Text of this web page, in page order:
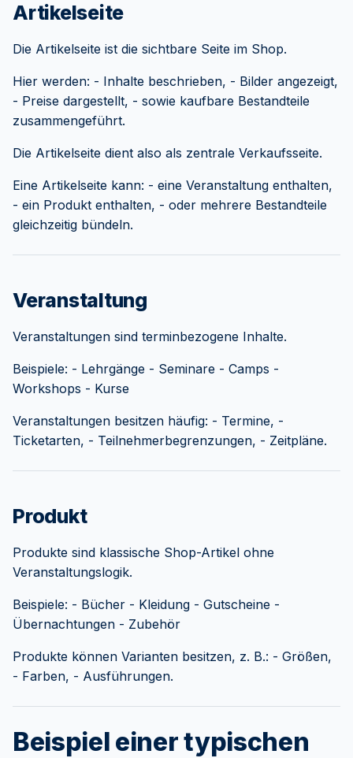
Artikelseite
Die Artikelseite ist die sichtbare Seite im Shop.
Hier werden: - Inhalte beschrieben, - Bilder angezeigt,
- Preise dargestellt, - sowie kaufbare Bestandteile
zusammengeführt.
Die Artikelseite dient also als zentrale Verkaufsseite.
Eine Artikelseite kann: - eine Veranstaltung enthalten,
- ein Produkt enthalten, - oder mehrere Bestandteile
gleichzeitig bündeln.
Veranstaltung
Veranstaltungen sind terminbezogene Inhalte.
Beispiele: - Lehrgänge - Seminare - Camps -
Workshops - Kurse
Veranstaltungen besitzen häufig: - Termine, -
Ticketarten, - Teilnehmerbegrenzungen, - Zeitpläne.
Produkt
Produkte sind klassische Shop-Artikel ohne
Veranstaltungslogik.
Beispiele: - Bücher - Kleidung - Gutscheine -
Übernachtungen - Zubehör
Produkte können Varianten besitzen, z. B.: - Größen,
- Farben, - Ausführungen.
Beispiel einer typischen